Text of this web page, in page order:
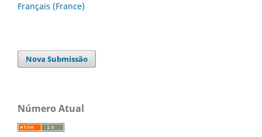
Français (France)
Nova Submissão
Número Atual